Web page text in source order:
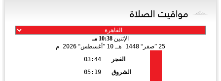
مواقيت الصلاة
الإثنين 10:38 مـ
25 صفر 1448 هـ 10 أغسطس 2026 م
الفجر
03:44
الشروق
05:19